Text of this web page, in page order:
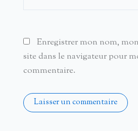
Enregistrer mon nom,
site dans le navigateur pour
commentaire.